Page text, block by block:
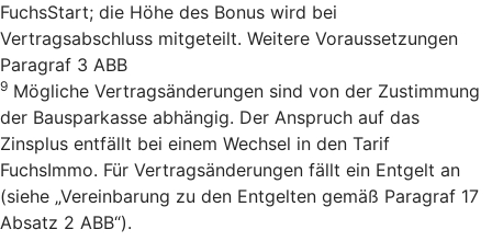
FuchsStart; die Höhe des Bonus wird bei
Vertragsabschluss mitgeteilt. Weitere Voraussetzungen
Paragraf 3 ABB
9 Mögliche Vertragsänderungen sind von der Zustimmung
der Bausparkasse abhängig. Der Anspruch auf das
Zinsplus entfällt bei einem Wechsel in den Tarif
FuchsImmo. Für Vertragsänderungen fällt ein Entgelt an
(siehe „Vereinbarung zu den Entgelten gemäß Paragraf 17
Absatz 2 ABB“).